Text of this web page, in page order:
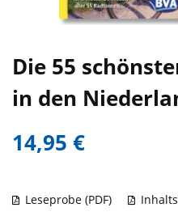
Die 55
in den
14,95 €
Leseprobe (PDF)